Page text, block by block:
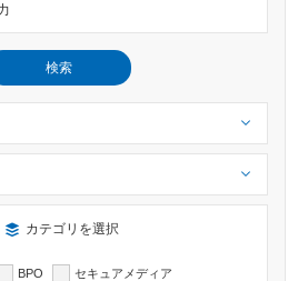
検索
テゴリーを選択出来ます
カテゴリを選択
BPO セキュアメディア